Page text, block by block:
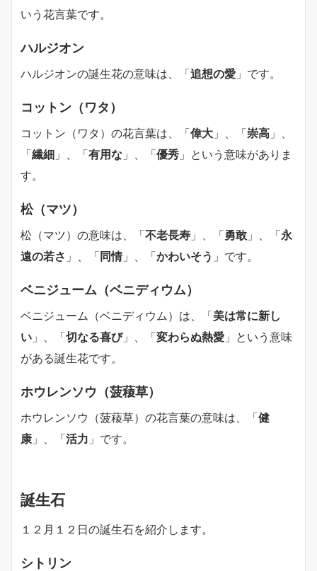
いう花言葉です。
ハルジオン
ハルジオンの誕生花の意味は、「 追想の愛 」です。
コットン（ワタ）
コットン（ワタ）の花言葉は、「 偉大 」、「 崇高 」、
「 繊細 」、「 有用な 」、「 優秀 」という意味がありま
す。
松（マツ）
松（マツ）の意味は、「 不老長寿 」、「 勇敢 」、「 永
遠の若さ 」、「 同情」、「 かわいそう 」です。
ベニジューム（ベニディウム）
ベニジューム（ベニディウム）は、「 美は常に新し
い 」、「 切なる喜び」、「 変わらぬ熱愛 」という意味
がある誕生花です。
ホウレンソウ（菠薐草）
ホウレンソウ（菠薐草）の花言葉の意味は、「 健
康 」、「 活力 」です。
誕生石
１２月１２日の誕生石を紹介します。
シトリン